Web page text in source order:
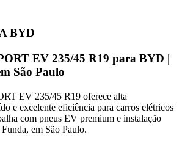
BYD
EV 235/45 R19 para BYD |
São Paulo
EV 235/45 R19 oferece alta
e excelente eficiência para carros elétricos
com pneus EV premium e instalação
em São Paulo.